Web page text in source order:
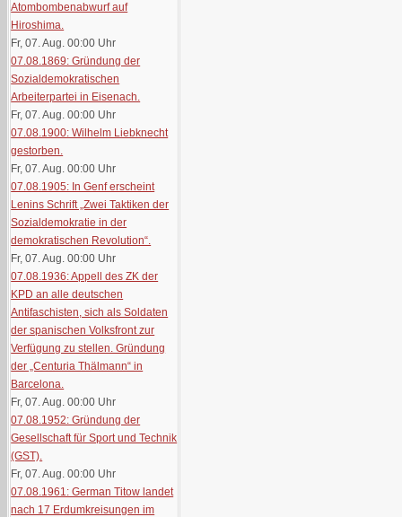
Atombombenabwurf auf
Hiroshima.
Fr, 07. Aug. 00:00 Uhr
07.08.1869: Gründung der
Sozialdemokratischen
Arbeiterpartei in Eisenach.
Fr, 07. Aug. 00:00 Uhr
07.08.1900: Wilhelm Liebknecht
gestorben.
Fr, 07. Aug. 00:00 Uhr
07.08.1905: In Genf erscheint
Lenins Schrift „Zwei Taktiken der
Sozialdemokratie in der
demokratischen Revolution“.
Fr, 07. Aug. 00:00 Uhr
07.08.1936: Appell des ZK der
KPD an alle deutschen
Antifaschisten, sich als Soldaten
der spanischen Volksfront zur
Verfügung zu stellen. Gründung
der „Centuria Thälmann“ in
Barcelona.
Fr, 07. Aug. 00:00 Uhr
07.08.1952: Gründung der
Gesellschaft für Sport und Technik
(GST).
Fr, 07. Aug. 00:00 Uhr
07.08.1961: German Titow landet
nach 17 Erdumkreisungen im